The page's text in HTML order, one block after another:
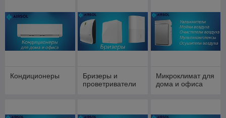
Кондиционеры
Бризеры и
проветриватели
Микроклимат для
дома и офиса